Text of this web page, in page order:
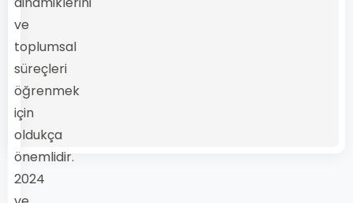
ve
toplumsal
süreçleri
öğrenmek
için
oldukça
önemlidir.
2024